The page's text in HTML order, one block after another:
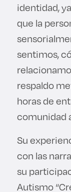
identidad,
que la
sentimos,
respaldo
horas de
comunidad
Su
con las
su
Autismo